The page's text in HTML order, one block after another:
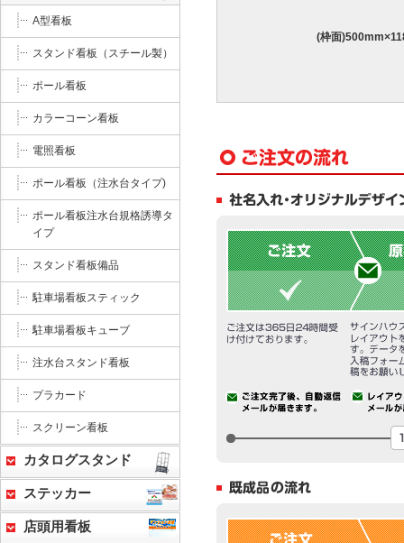
(枠面
A型看板
スタンド看板（スチール製）
ポール看板
カラーコーン看板
電照看板
ポール看板（注水台タイプ)
ポール看板注水台規格誘導タ
イプ
スタンド看板備品
駐車場看板スティック
駐車場看板キューブ
注水台スタンド看板
プラカード
スクリーン看板
カタログスタンド
ステッカー
店頭用看板